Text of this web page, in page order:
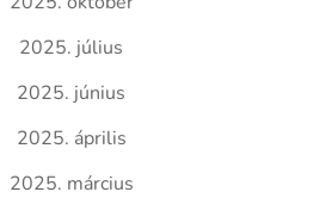
2025. július
2025. június
2025. április
2025. március